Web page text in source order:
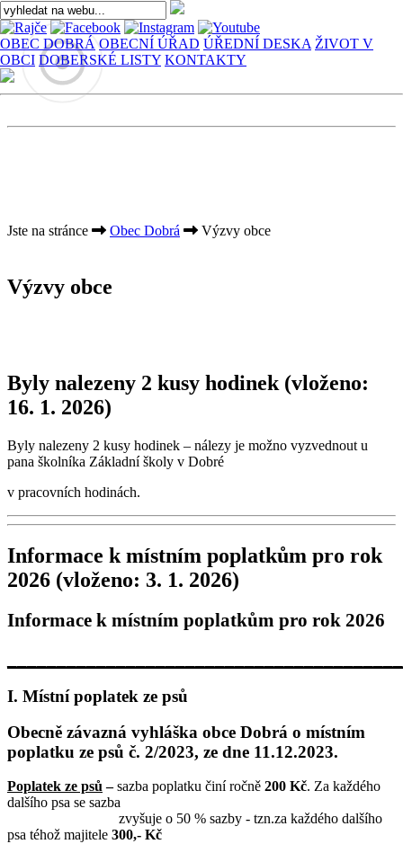
OBEC DOBRÁ OBECNÍ ÚŘAD ÚŘEDNÍ DESKA ŽIVOT V
OBCI DOBERSKÉ LISTY KONTAKTY
Jste na stránce Obec Dobrá Výzvy obce
Výzvy obce
Byly nalezeny 2 kusy hodinek (vloženo:
16. 1. 2026)
Byly nalezeny 2 kusy hodinek – nálezy je možno vyzvednout u
pana školníka Základní školy v Dobré
v pracovních hodinách.
Informace k místním poplatkům pro rok
2026 (vloženo: 3. 1. 2026)
Informace k místním poplatkům pro rok 2026
I. Místní poplatek ze psů
Obecně závazná vyhláška obce Dobrá o místním
poplatku ze psů č. 2/2023, ze dne 11.12.2023.
Poplatek ze psů–sazba poplatku činí ročně 200 Kč. Za každého
dalšího psa se sazba
zvyšuje o 50 % sazby - tzn.za každého dalšího
psa téhož majitele 300,- Kč